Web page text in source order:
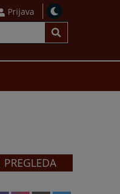
Prijava
PREGLEDA